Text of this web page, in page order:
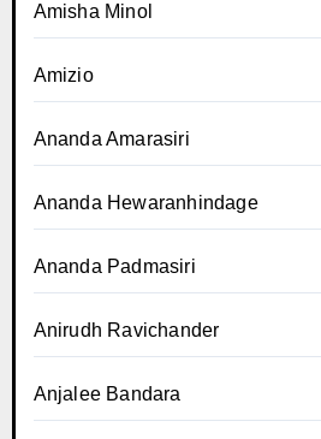
Amisha Minol
Amizio
Ananda Amarasiri
Ananda Hewaranhindage
Ananda Padmasiri
Anirudh Ravichander
Anjalee Bandara